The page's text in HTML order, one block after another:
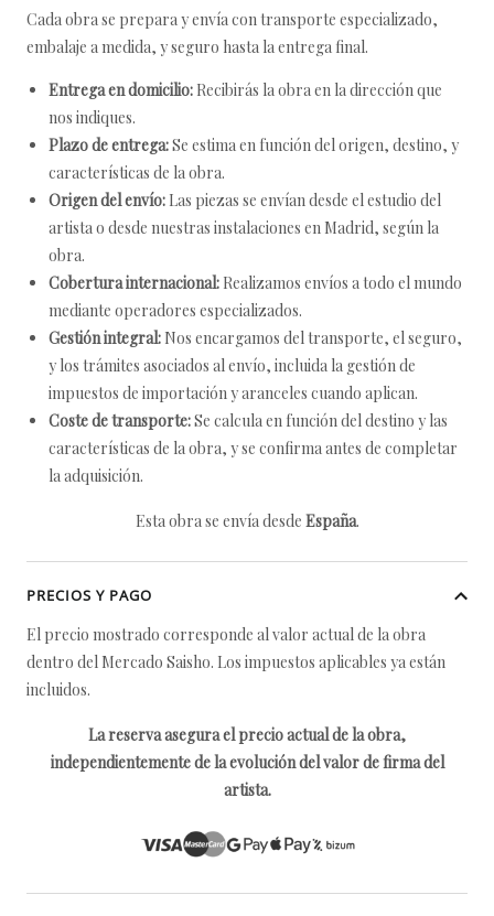
Cada obra se prepara y envía con transporte especializado,
embalaje a medida, y seguro hasta la entrega final.
Entrega en domicilio: Recibirás la obra en la dirección que
nos indiques.
Plazo de entrega:Se estima en función del origen, destino, y
características de la obra.
Origen del envío: Las piezas se envían desde el estudio del
artista o desde nuestras instalaciones en Madrid, según la
obra.
Cobertura internacional: Realizamos envíos a todo el mundo
mediante operadores especializados.
Gestión integral: Nos encargamos del transporte, el seguro,
y los trámites asociados al envío, incluida la gestión de
impuestos de importación y aranceles cuando aplican.
Coste de transporte:Se calcula en función del destino y las
características de la obra, y se confirma antes de completar
la adquisición.
Esta obra se envía desde España.
PRECIOS Y PAGO
El precio mostrado corresponde al valor actual de la obra
dentro del Mercado Saisho. Los impuestos aplicables ya están
incluidos.
La reserva asegura el precio actual de la obra,
independientemente de la evolución del valor de firma del
artista.